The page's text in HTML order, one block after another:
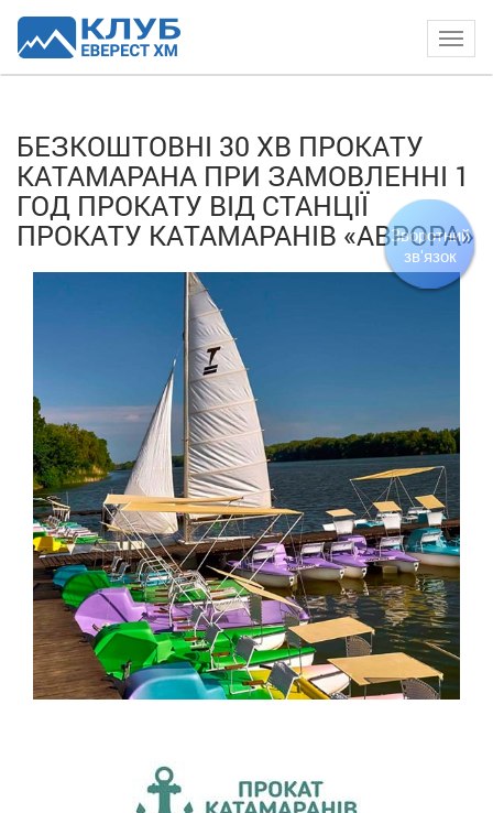
БЕЗКОШТОВНІ 30 ХВ ПРОКАТУ
КАТАМАРАНА ПРИ ЗАМОВЛЕННІ 1
ГОД ПРОКАТУ ВІД СТАНЦІЇ
ПРОКАТУ КАТАМАРАНІВ «АВРОРА»